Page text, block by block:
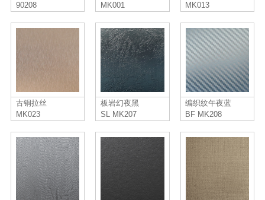
90208
MK001
MK013
古铜拉丝
MK023
板岩幻夜黑
SL MK207
编织纹午夜蓝
BF MK208